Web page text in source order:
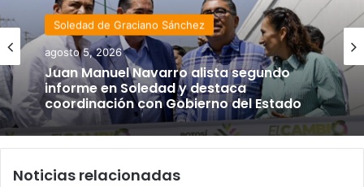
Soledad de Graciano Sánchez
agosto 5, 2026
Juan Manuel Navarro alista segundo
informe en Soledad y destaca
coordinación con Gobierno del Estado
Noticias relacionadas